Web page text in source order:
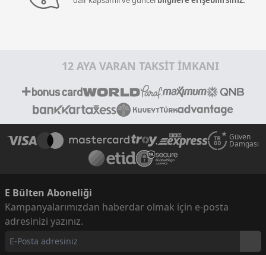
12 AYA VARAN TAKSİT İMKANI
Güven
Damgası
E Bülten Aboneliği
Kampanyalarımızdan haberdar olmak için e-posta
adresinizi yazınız.